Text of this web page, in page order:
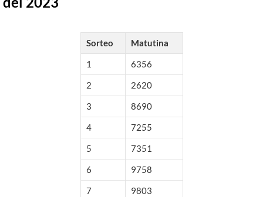
Sorteo
Matutina
1
6356
2
2620
3
8690
4
7255
5
7351
6
9758
7
9803